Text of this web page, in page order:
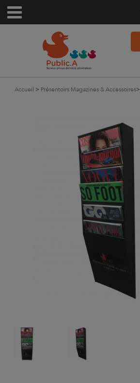
Accueil > Présentoirs Magazines & Accessoires>